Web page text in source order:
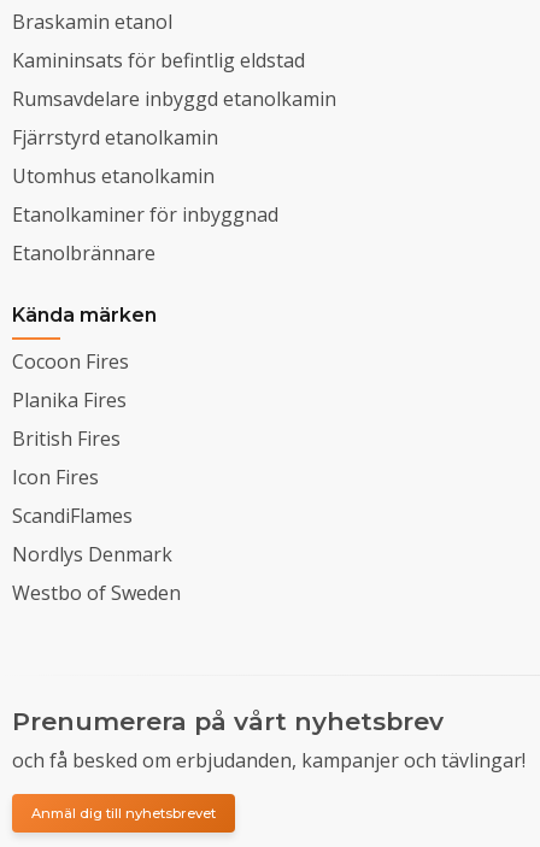
Braskamin etanol
Kamininsats för befintlig eldstad
Rumsavdelare inbyggd etanolkamin
Fjärrstyrd etanolkamin
Utomhus etanolkamin
Etanolkaminer för inbyggnad
Etanolbrännare
Kända märken
Cocoon Fires
Planika Fires
British Fires
Icon Fires
ScandiFlames
Nordlys Denmark
Westbo of Sweden
Prenumerera på vårt nyhetsbrev
och få besked om erbjudanden, kampanjer och tävlingar!
Anmäl dig till nyhetsbrevet